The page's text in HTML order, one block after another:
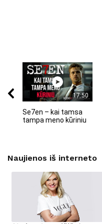
17:50
Se7en – kai tamsa
tampa meno kūriniu
Naujienos iš interneto